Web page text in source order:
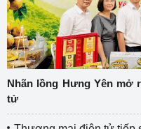
Nhãn lồng Hưng Yên mở
tử